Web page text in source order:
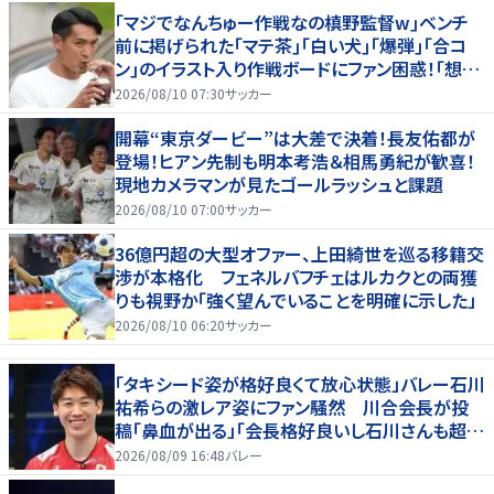
｢マジでなんちゅー作戦なの槙野監督w｣ベンチ
前に掲げられた｢マテ茶｣｢白い犬｣｢爆弾｣｢合コ
ン｣のイラスト入り作戦ボードにファン困惑！｢想像
よりデカくて吹いた｣
2026/08/10 07:30サッカー
開幕“東京ダービー”は大差で決着！長友佑都が
登場！ヒアン先制も明本考浩＆相馬勇紀が歓喜！
現地カメラマンが見たゴールラッシュと課題
2026/08/10 07:00サッカー
36億円超の大型オファー、上田綺世を巡る移籍交
渉が本格化 フェネルバフチェはルカクとの両獲
りも視野か「強く望んでいることを明確に示した」
2026/08/10 06:20サッカー
「タキシード姿が格好良くて放心状態」バレー石川
祐希らの激レア姿にファン騒然 川合会長が投
稿「鼻血が出る」「会長格好良いし石川さんも超格
好いい」
2026/08/09 16:48バレー